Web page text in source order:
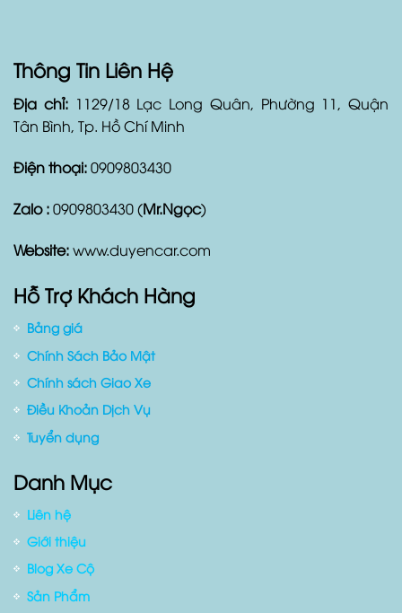
Thông Tin Liên Hệ
Địa chỉ: 1129/18 Lạc Long Quân, Phường 11, Quận
Tân Bình, Tp. Hồ Chí Minh
Điện thoại:0909803430
Zalo :0909803430 (Mr.Ngọc)
Website:www.duyencar.com
Hỗ Trợ Khách Hàng
Bảng giá
Chính Sách Bảo Mật
Chính sách Giao Xe
Điều Khoản Dịch Vụ
Tuyển dụng
Danh Mục
Liên hệ
Giới thiệu
Blog Xe Cộ
Sản Phẩm